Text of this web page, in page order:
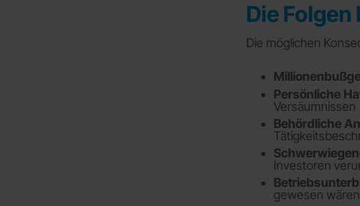
Die
Die möglichen
Persönliche
Versäumnissen
Behördliche
Investoren
gewesen wären